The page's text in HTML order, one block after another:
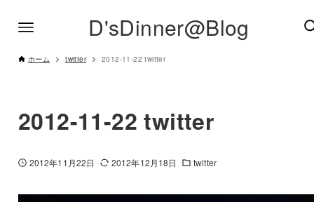
D'sDinner@Blog
ホーム twitter 2012-11-22 twitter
2012-11-22 twitter
2012年11月22日 2012年12月18日 twitter